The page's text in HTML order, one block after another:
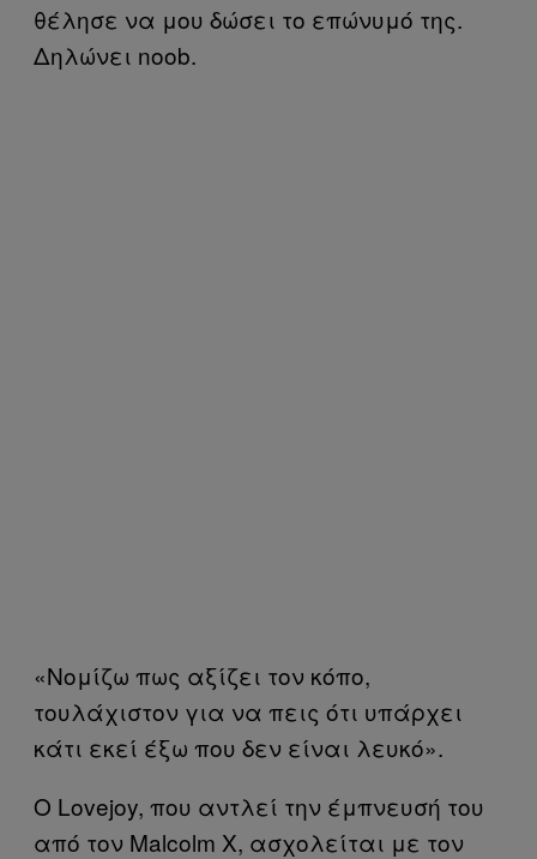
θέλησε να μου δώσει το επώνυμό της.
Δηλώνει noob.
«Νομίζω πως αξίζει τον κόπο,
τουλάχιστον για να πεις ότι υπάρχει
κάτι εκεί έξω που δεν είναι λευκό».
Ο Lovejoy, που αντλεί την έμπνευσή του
από τον Malcolm X, ασχολείται με τον